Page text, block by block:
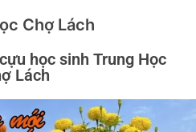
Chợ Lách
học sinh Trung Học
Lách